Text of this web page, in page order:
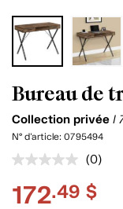
Bureau de
Collection privée I
N° d'article: 0795494
Aucune
pour
ce
(0)
172.49 $